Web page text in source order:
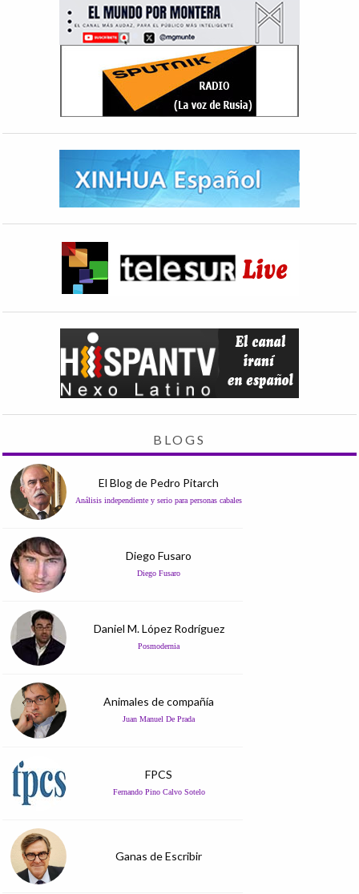
BLOGS
El Blog de Pedro Pitarch
Análisis independiente y serio para personas cabales
Diego Fusaro
Diego Fusaro
Daniel M. López Rodríguez
Posmodernia
Animales de compañía
Juan Manuel De Prada
FPCS
Fernando Pino Calvo Sotelo
Ganas de Escribir